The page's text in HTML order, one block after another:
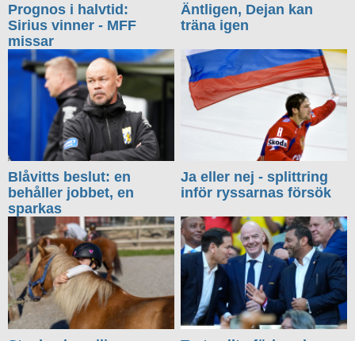
Prognos i halvtid:
Sirius vinner - MFF
missar
Äntligen, Dejan kan
träna igen
Blåvitts beslut: en
behåller jobbet, en
sparkas
Ja eller nej - splittring
inför ryssarnas försök